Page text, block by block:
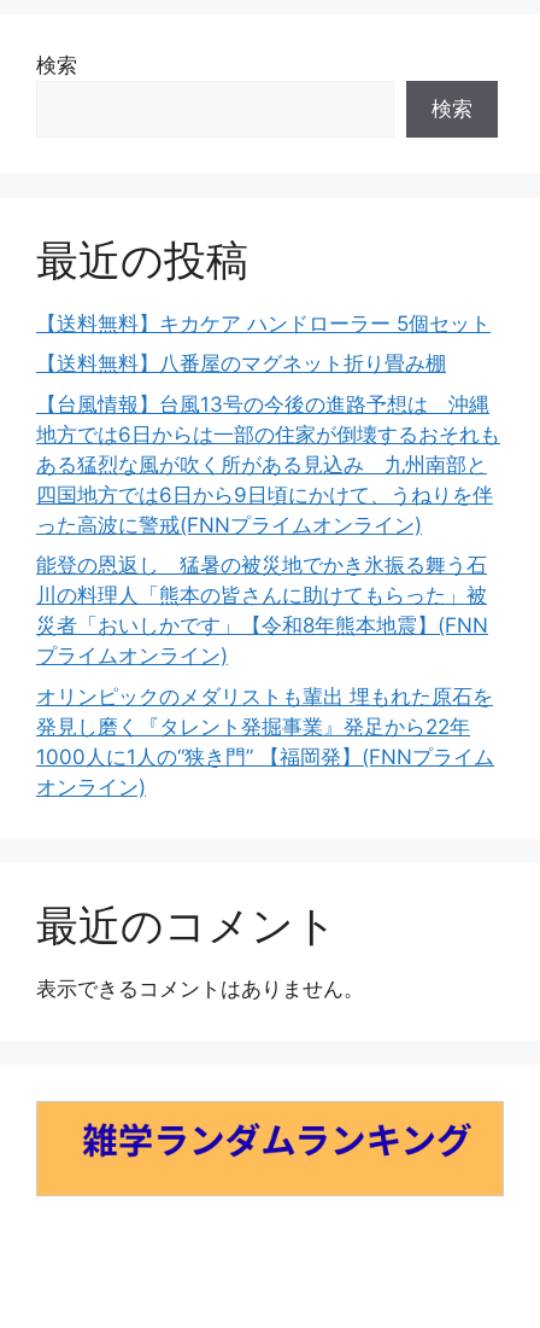
検索
検索
最近の投稿
【送料無料】キカケア ハンドローラー 5個セット
【送料無料】八番屋のマグネット折り畳み棚
【台風情報】台風13号の今後の進路予想は 沖縄
地方では6日からは一部の住家が倒壊するおそれも
ある猛烈な風が吹く所がある見込み 九州南部と
四国地方では6日から9日頃にかけて、うねりを伴
った高波に警戒(FNNプライムオンライン)
能登の恩返し 猛暑の被災地でかき氷振る舞う石
川の料理人「熊本の皆さんに助けてもらった」被
災者「おいしかです」【令和8年熊本地震】(FNN
プライムオンライン)
オリンピックのメダリストも輩出 埋もれた原石を
発見し磨く『タレント発掘事業』発足から22年
1000人に1人の“狭き門” 【福岡発】(FNNプライム
オンライン)
最近のコメント
表示できるコメントはありません。